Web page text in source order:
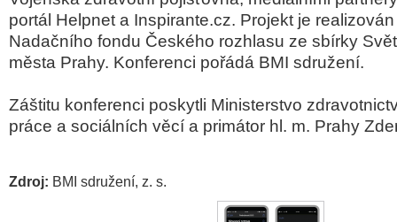
portál Helpnet a Inspirante.cz. Projekt je
Nadačního fondu Českého rozhlasu ze sbírky
města Prahy. Konferenci pořádá BMI sdružení.
Záštitu konferenci poskytli Ministerstvo
práce a sociálních věcí a primátor hl. m. Prahy
Zdroj: BMI sdružení, z. s.